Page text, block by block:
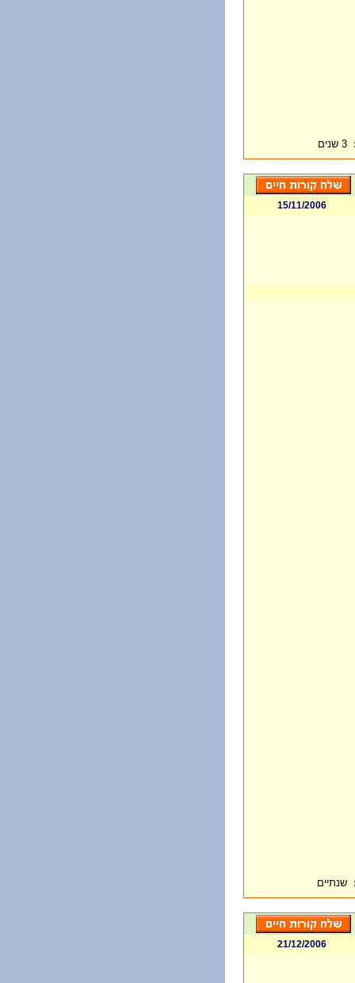
: 3 שנים
15/11/2006
: שנתיים
21/12/2006